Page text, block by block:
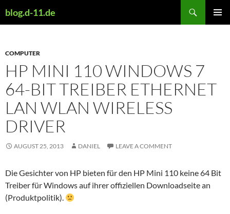
toblog.d-11.de
COMPUTER
HP MINI 110 WINDOWS 7
64-BIT TREIBER ETHERNET
LAN WLAN WIRELESS
DRIVER
AUGUST 25, 2013 DANIEL LEAVE A COMMENT
Die Gesichter von HP bieten für den HP Mini 110 keine 64 Bit
Treiber für Windows auf ihrer offiziellen Downloadseite an
(Produktpolitik).